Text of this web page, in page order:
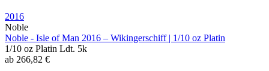
2016
Noble
Noble - Isle of Man 2016 – Wikingerschiff | 1/10 oz Platin
1/10 oz Platin Ldt. 5k
ab 266,82 €